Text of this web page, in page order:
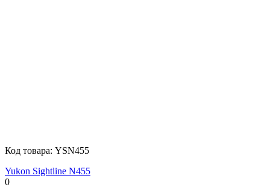
Код товара: YSN455
Yukon Sightline N455
0